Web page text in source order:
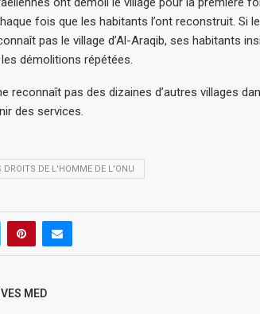
fois que les habitants l’ont reconstruit. Si
pas le village d’Al-Araqib, ses habitants
démolitions répétées.
reconnaît pas des dizaines d’autres villages
des services.
DROITS DE L'HOMME DE L'ONU
MED